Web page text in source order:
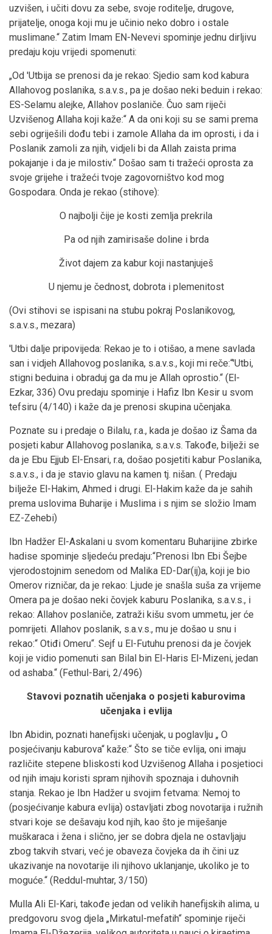
uzvišen, i učiti dovu za sebe, svoje roditelje, drugove,
prijatelje, onoga koji mu je učinio neko dobro i ostale
muslimane.“ Zatim Imam EN-Nevevi spominje jednu dirljivu
predaju koju vrijedi spomenuti:
„Od 'Utbija se prenosi da je rekao: Sjedio sam kod kabura
Allahovog poslanika, s.a.v.s., pa je došao neki beduin i rekao:
ES-Selamu alejke, Allahov poslaniče. Čuo sam riječi
Uzvišenog Allaha koji kaže:“ A da oni koji su se sami prema
sebi ogriješili dođu tebi i zamole Allaha da im oprosti, i da i
Poslanik zamoli za njih, vidjeli bi da Allah zaista prima
pokajanje i da je milostiv.“ Došao sam ti tražeći oprosta za
svoje grijehe i tražeći tvoje zagovorništvo kod mog
Gospodara. Onda je rekao (stihove):
O najbolji čije je kosti zemlja prekrila
Pa od njih zamirisaše doline i brda
Život dajem za kabur koji nastanjuješ
U njemu je čednost, dobrota i plemenitost
(Ovi stihovi se ispisani na stubu pokraj Poslanikovog,
s.a.v.s., mezara)
'Utbi dalje pripovijeda: Rekao je to i otišao, a mene savlada
san i vidjeh Allahovog poslanika, s.a.v.s., koji mi reče:“'Utbi,
stigni beduina i obraduj ga da mu je Allah oprostio.“ (El-
Ezkar, 336) Ovu predaju spominje i Hafiz Ibn Kesir u svom
tefsiru (4/140) i kaže da je prenosi skupina učenjaka.
Poznate su i predaje o Bilalu, r.a., kada je došao iz Šama da
posjeti kabur Allahovog poslanika, s.a.v.s. Takođe, bilježi se
da je Ebu Ejjub El-Ensari, r.a, došao posjetiti kabur Poslanika,
s.a.v.s., i da je stavio glavu na kamen tj. nišan. ( Predaju
bilježe El-Hakim, Ahmed i drugi. El-Hakim kaže da je sahih
prema uslovima Buharije i Muslima i s njim se složio Imam
EZ-Zehebi)
Ibn Hadžer El-Askalani u svom komentaru Buharijine zbirke
hadise spominje sljedeću predaju:“Prenosi Ibn Ebi Šejbe
vjerodostojnim senedom od Malika ED-Dar(ij)a, koji je bio
Omerov rizničar, da je rekao: Ljude je snašla suša za vrijeme
Omera pa je došao neki čovjek kaburu Poslanika, s.a.v.s., i
rekao: Allahov poslaniče, zatraži kišu svom ummetu, jer će
pomrijeti. Allahov poslanik, s.a.v.s., mu je došao u snu i
rekao:“ Otiđi Omeru“. Sejf u El-Futuhu prenosi da je čovjek
koji je vidio pomenuti san Bilal bin El-Haris El-Mizeni, jedan
od ashaba.“ (Fethul-Bari, 2/496)
Stavovi poznatih učenjaka o posjeti kaburovima
učenjaka i evlija
Ibn Abidin, poznati hanefijski učenjak, u poglavlju „ O
posjećivanju kaburova“ kaže:“ Što se tiče evlija, oni imaju
različite stepene bliskosti kod Uzvišenog Allaha i posjetioci
od njih imaju koristi spram njihovih spoznaja i duhovnih
stanja. Rekao je Ibn Hadžer u svojim fetvama: Nemoj to
(posjećivanje kabura evlija) ostavljati zbog novotarija i ružnih
stvari koje se dešavaju kod njih, kao što je miješanje
muškaraca i žena i slično, jer se dobra djela ne ostavljaju
zbog takvih stvari, već je obaveza čovjeka da ih čini uz
ukazivanje na novotarije ili njihovo uklanjanje, ukoliko je to
moguće.“ (Reddul-muhtar, 3/150)
Mulla Ali El-Kari, takođe jedan od velikih hanefijskih alima, u
predgovoru svog djela „Mirkatul-mefatih“ spominje riječi